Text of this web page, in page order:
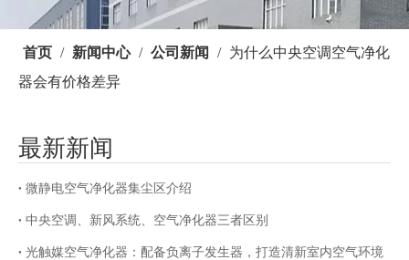
首页 / 新闻中心 / 公司新闻 / 为什么中央空调空气净化
器会有价格差异
最新新闻
微静电空气净化器集尘区介绍
中央空调、新风系统、空气净化器三者区别
光触媒空气净化器：配备负离子发生器，打造清新室内空气环境